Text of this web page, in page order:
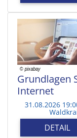
Grundlagen
Internet
31.08.2026
DETAIL